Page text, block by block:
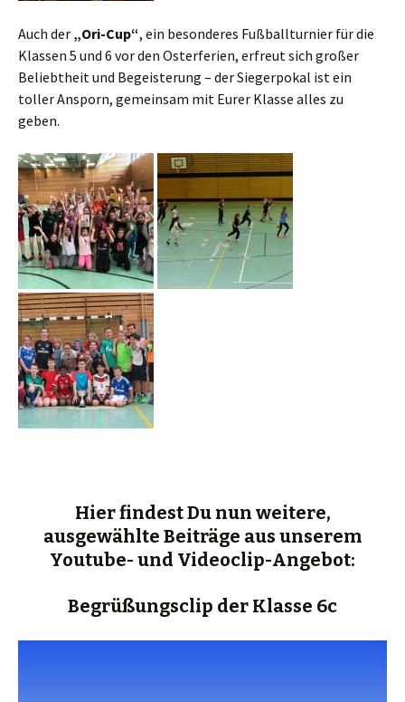
Auch der „Ori-Cup“, ein besonderes Fußballturnier für die
Klassen 5 und 6 vor den Osterferien, erfreut sich großer
Beliebtheit und Begeisterung – der Siegerpokal ist ein
toller Ansporn, gemeinsam mit Eurer Klasse alles zu
geben.
Hier findest Du nun weitere,
ausgewählte Beiträge aus unserem
Youtube- und Videoclip-Angebot:
Begrüßungsclip der Klasse 6c